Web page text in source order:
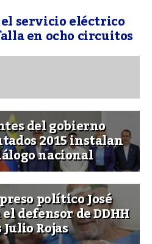
servicio eléctrico
en ocho circuitos
del gobierno
2015 instalan
nacional
político José
defensor de DDHH
Rojas